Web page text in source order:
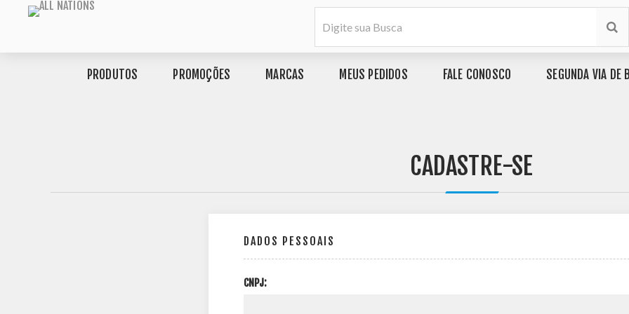
PRODUTOS PROMOÇÕES MARCAS MEUS PEDIDOS FALE CONOSCO SEGUNDA VIA DE
CADASTRE-SE
DADOS PESSOAIS
CNPJ: